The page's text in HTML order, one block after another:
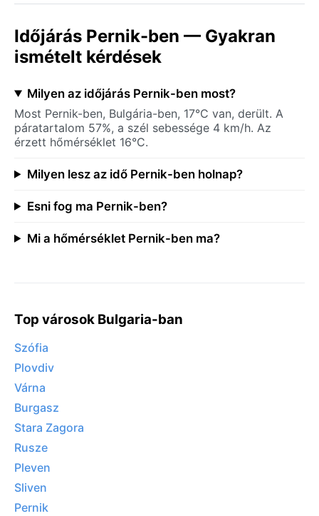
Időjárás Pernik-ben — Gyakran
ismételt kérdések
Milyen az időjárás Pernik-ben most?
Most Pernik-ben, Bulgária-ben, 17°C van, derült. A
páratartalom 57%, a szél sebessége 4 km/h. Az
érzett hőmérséklet 16°C.
Milyen lesz az idő Pernik-ben holnap?
Esni fog ma Pernik-ben?
Mi a hőmérséklet Pernik-ben ma?
Top városok Bulgaria-ban
Szófia
Plovdiv
Várna
Burgasz
Stara Zagora
Rusze
Pleven
Sliven
Pernik